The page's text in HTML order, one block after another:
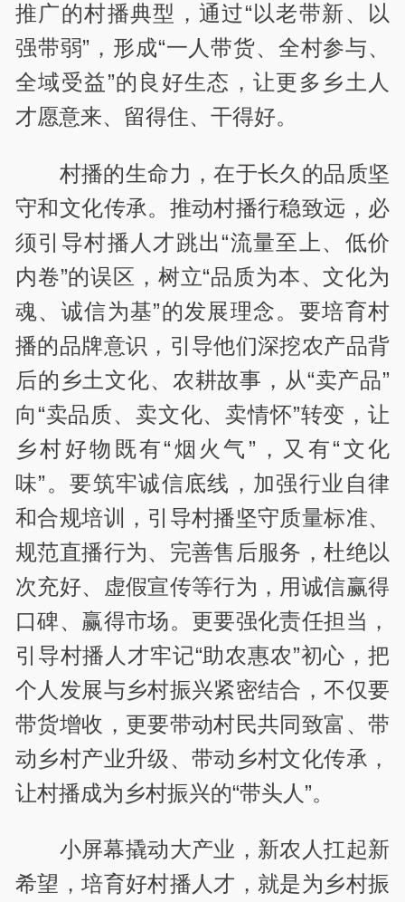
推广的村播典型，通过“以老带新、以
强带弱”，形成“一人带货、全村参与、
全域受益”的良好生态，让更多乡土人
才愿意来、留得住、干得好。
村播的生命力，在于长久的品质坚
守和文化传承。推动村播行稳致远，必
须引导村播人才跳出“流量至上、低价
内卷”的误区，树立“品质为本、文化为
魂、诚信为基”的发展理念。要培育村
播的品牌意识，引导他们深挖农产品背
后的乡土文化、农耕故事，从“卖产品”
向“卖品质、卖文化、卖情怀”转变，让
乡村好物既有“烟火气”，又有“文化
味”。要筑牢诚信底线，加强行业自律
和合规培训，引导村播坚守质量标准、
规范直播行为、完善售后服务，杜绝以
次充好、虚假宣传等行为，用诚信赢得
口碑、赢得市场。更要强化责任担当，
引导村播人才牢记“助农惠农”初心，把
个人发展与乡村振兴紧密结合，不仅要
带货增收，更要带动村民共同致富、带
动乡村产业升级、带动乡村文化传承，
让村播成为乡村振兴的“带头人”。
小屏幕撬动大产业，新农人扛起新
希望，培育好村播人才，就是为乡村振